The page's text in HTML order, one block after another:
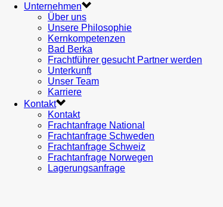
Unternehmen
Über uns
Unsere Philosophie
Kernkompetenzen
Bad Berka
Frachtführer gesucht Partner werden
Unterkunft
Unser Team
Karriere
Kontakt
Kontakt
Frachtanfrage National
Frachtanfrage Schweden
Frachtanfrage Schweiz
Frachtanfrage Norwegen
Lagerungsanfrage